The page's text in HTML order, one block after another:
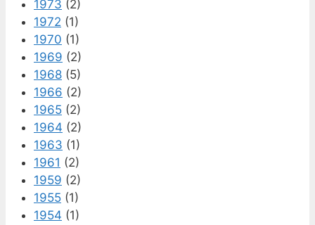
1973 (2)
1972 (1)
1970 (1)
1969 (2)
1968 (5)
1966 (2)
1965 (2)
1964 (2)
1963 (1)
1961 (2)
1959 (2)
1955 (1)
1954 (1)